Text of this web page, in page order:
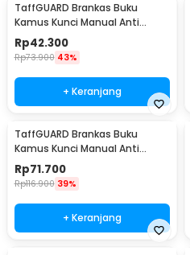
TaffGUARD Brankas Buku
Kamus Kunci Manual Anti
Maling Hidden Safe Box Kecil -
KB-10L
Rp42.300
Rp73.900 43%
+ Keranjang
TaffGUARD Brankas Buku
Kamus Kunci Manual Anti
Maling Hidden Safe Box Besar -
KB-10L
Rp71.700
Rp116.900 39%
+ Keranjang